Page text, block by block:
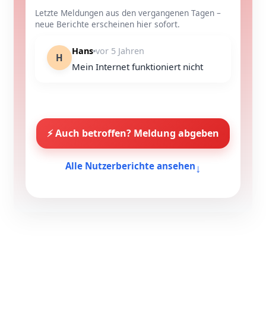
Letzte Meldungen aus den vergangenen Tagen –
neue Berichte erscheinen hier sofort.
H
Hans vor 5 Jahren
Mein Internet funktioniert nicht
⚡ Auch betroffen? Meldung abgeben
Alle Nutzerberichte ansehen ↓